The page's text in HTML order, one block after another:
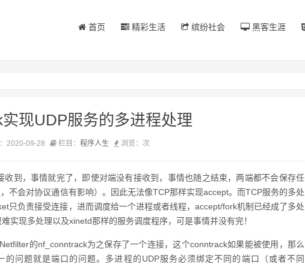
首页 精彩生活 缤纷社会 黑客生涯
现UDP服务的多进程处理
2020-09-28 栏目： 程序人生 浏览： 次
收到，事情就完了，即使对端没有接收到，事情也随之结束，两端都不会保存任
不会对协议通信有影响）。因此无法像TCP那样实现accept。而TCP服务的多处
只负责接受连接，进而调度给一个进程或者线程，accept/fork机制已经成了多处
实现多处理以及xinetd那样的服务调度程序，可是事情并没有完！
的nf_conntrack为之保存了一个连接，这个conntrack如果能被使用，那么
问题就是端口的问题。多进程的UDP服务必须绑定不同的端口（或者不同